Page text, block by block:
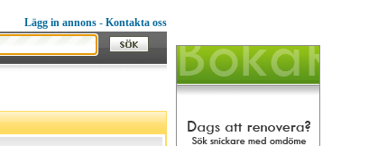
Lägg in annons - Kontakta oss